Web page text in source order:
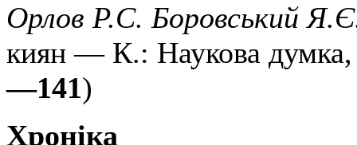
Орлов Р.С. Боровський
киян — К.: Наукова
—141)
Хроніка